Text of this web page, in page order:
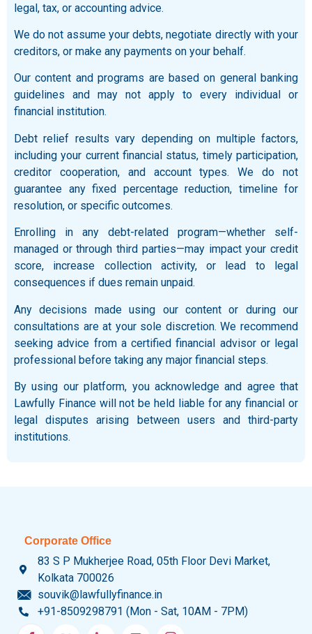
legal, tax, or accounting advice.
We do not assume your debts, negotiate directly with your
creditors, or make any payments on your behalf.
Our content and programs are based on general banking
guidelines and may not apply to every individual or
financial institution.
Debt relief results vary depending on multiple factors,
including your current financial status, timely participation,
creditor cooperation, and account types. We do not
guarantee any fixed percentage reduction, timeline for
resolution, or specific outcomes.
Enrolling in any debt-related program—whether self-
managed or through third parties—may impact your credit
score, increase collection activity, or lead to legal
consequences if dues remain unpaid.
Any decisions made using our content or during our
consultations are at your sole discretion. We recommend
seeking advice from a certified financial advisor or legal
professional before taking any major financial steps.
By using our platform, you acknowledge and agree that
Lawfully Finance will not be held liable for any financial or
legal disputes arising between users and third-party
institutions.
Corporate Office
83 S P Mukherjee Road, 05th Floor Devi Market,
Kolkata 700026
souvik@lawfullyfinance.in
+91-8509298791 (Mon - Sat, 10AM - 7PM)